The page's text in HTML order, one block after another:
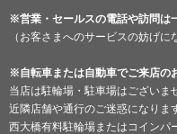
※営業・セールスの電話や訪問は
（お客さまへのサービスの妨げに
※自転車または自動車でご来店の
当店は駐輪場・駐車場はございま
近隣店舗や通行のご迷惑になりま
西大橋有料駐輪場またはコインパ